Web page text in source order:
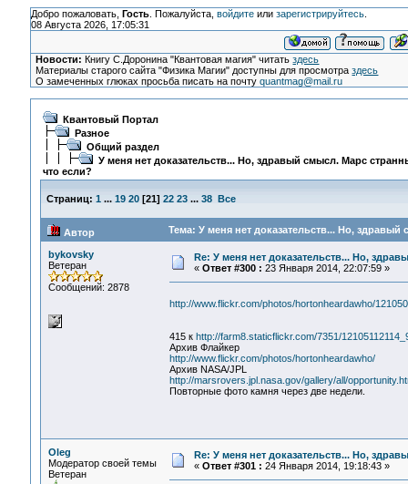
Добро пожаловать, Гость. Пожалуйста, войдитеили зарегистрируйтесь.
08 Августа 2026, 17:05:31
Новости: Книгу С.Доронина "Квантовая магия" читатьздесь
Материалы старого сайта "Физика Магии" доступны для просмотраздесь
О замеченных глюках просьба писать на почтуquantmag@mail.ru
Квантовый Портал
Разное
Общий раздел
У меня нет доказательств... Но, здравый смысл. Марс
что если?
Страниц: 1 ... 19 20[21] 22 23 ... 38 Все
Автор Тема: У меня нет доказательств... Но,
bykovsky
Ветеран
Сообщений: 2878
Re: У меня нет доказательств... Но,
« Ответ #300 : 23 Января 2014, 22:07:59 »
http://www.flickr.com/photos/hortonheardawho/
415 к http://farm8.staticflickr.com/7351/
Архив Флайкер
http://www.flickr.com/photos/hortonheardawho/
Архив NASA/JPL
http://marsrovers.jpl.nasa.gov/gallery/all/
Повторные фото камня через две недели.
Oleg
Модератор своей темы
Ветеран
Re: У меня нет доказательств... Но,
« Ответ #301 : 24 Января 2014, 19:18:43 »